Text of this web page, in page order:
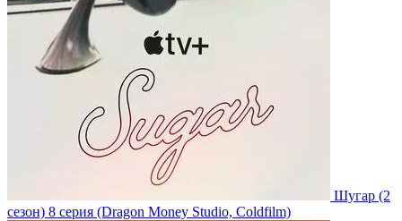
Шугар (2
сезон) 8 серия (Dragon Money Studio, Coldfilm)